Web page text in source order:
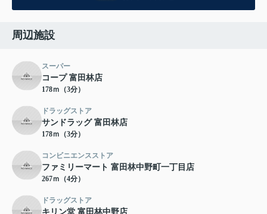
周辺施設
スーパー
コープ 富田林店
178ｍ（3分）
ドラッグストア
サンドラッグ 富田林店
178ｍ（3分）
コンビニエンスストア
ファミリーマート 富田林中野町一丁目店
267ｍ（4分）
ドラッグストア
キリン堂 富田林中野店